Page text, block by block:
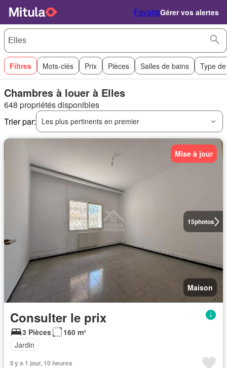
FavorisGérer vos alertes
Filtres Mots-clés Prix Pièces Salles de bains Type
Chambres à louer à Elles
648 propriétés disponibles
Trier par:
Les plus pertinents en premier
15photos
Mise à jour
Maison
Consulter le prix
3 Pièces
160 m²
Jardin
Il y a 1 jour, 10 heures